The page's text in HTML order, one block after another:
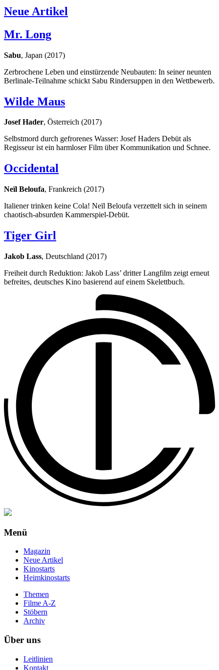
Neue Artikel
Mr. Long
Sabu, Japan (2017)
Zerbrochene Leben und einstürzende Neubauten: In seiner neunten
Berlinale-Teilnahme schickt Sabu Rindersuppen in den Wettbewerb.
Wilde Maus
Josef Hader, Österreich (2017)
Selbstmord durch gefrorenes Wasser: Josef Haders Debüt als
Regisseur ist ein harmloser Film über Kommunikation und Schnee.
Occidental
Neïl Beloufa, Frankreich (2017)
Italiener trinken keine Cola! Neïl Beloufa verzettelt sich in seinem
chaotisch-absurden Kammerspiel-Debüt.
Tiger Girl
Jakob Lass, Deutschland (2017)
Freiheit durch Reduktion: Jakob Lass’ dritter Langfilm zeigt erneut
befreites, deutsches Kino basierend auf einem Skelettbuch.
Menü
Magazin
Neue Artikel
Kinostarts
Heimkinostarts
Themen
Filme A-Z
Stöbern
Archiv
Über uns
Leitlinien
Kontakt